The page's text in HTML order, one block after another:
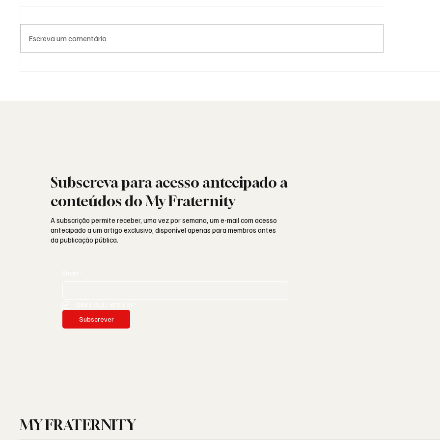
Escreva um comentário
Subscreva para acesso antecipado a
conteúdos do My Fraternity
A subscrição permite receber, uma vez por semana, um e-mail com acesso
antecipado a um artigo exclusivo, disponível apenas para membros antes
da publicação pública.
Subscrever
MY FRATERNITY